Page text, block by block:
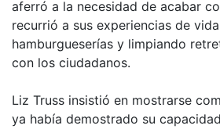
aferró a la necesidad de acabar
recurrió a sus experiencias de
hamburgueserías y limpiando
con los ciudadanos.
Liz Truss insistió en mostrarse
ya había demostrado su